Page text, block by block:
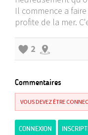
Il commence a
profite de la mer.
2
Commentaires
VOUS DEVEZ ÊTRE
CONNEXION